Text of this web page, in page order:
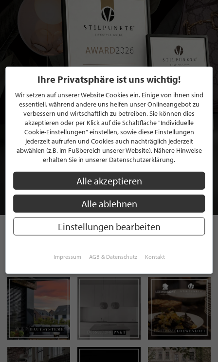
BEWERBEN SIE SICH FÜR EINE GRATIS
MITGLIEDSCHAFT BEI STILPUNKTE®
JETZT GRATIS BEWERBEN
INSTAGRAM
Ihre Privatsphäre ist uns wichtig!
Wir setzen auf unserer Website Cookies ein. Einige von ihnen sind
essentiell, während andere uns helfen unser Onlineangebot zu
verbessern und wirtschaftlich zu betreiben. Sie können dies
akzeptieren oder per Klick auf die Schaltfläche "Individuelle
Cookie-Einstellungen" einstellen, sowie diese Einstellungen
jederzeit aufrufen und Cookies auch nachträglich jederzeit
abwählen (z.B. im Fußbereich unserer Website). Nähere Hinweise
erhalten Sie in unserer Datenschutzerklärung.
Alle akzeptieren
Alle ablehnen
Einstellungen bearbeiten
Impressum AGB & Datenschutz Kontakt